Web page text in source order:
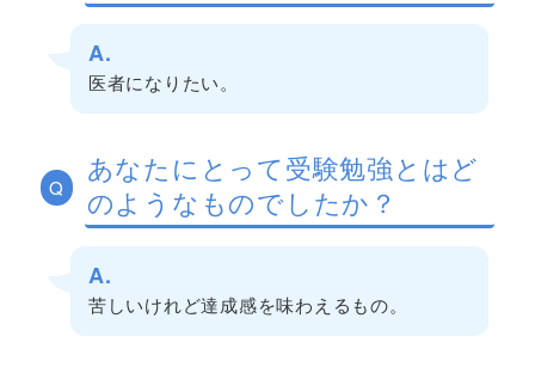
A.
医者になりたい。
Q
あなたにとって受験勉強とはど
のようなものでしたか？
A.
苦しいけれど達成感を味わえるもの。